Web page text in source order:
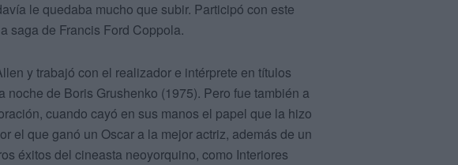
le quedaba mucho que subir. Participó con este
saga de Francis Ford Coppola.
y trabajó con el realizador e intérprete en títulos
de Boris Grushenko (1975). Pero fue también a
cuando cayó en sus manos el papel que la hizo
el que ganó un Oscar a la mejor actriz, además de un
éxitos del cineasta neoyorquino, como Interiores